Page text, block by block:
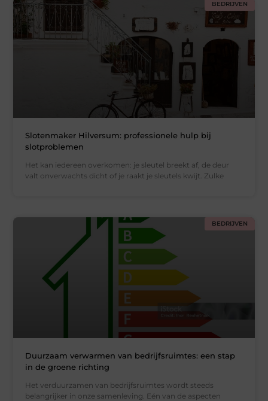
BEDRIJVEN
Slotenmaker Hilversum: professionele hulp bij
slotproblemen
Het kan iedereen overkomen: je sleutel breekt af, de deur
valt onverwachts dicht of je raakt je sleutels kwijt. Zulke
BEDRIJVEN
Duurzaam verwarmen van bedrijfsruimtes: een stap
in de groene richting
Het verduurzamen van bedrijfsruimtes wordt steeds
belangrijker in onze samenleving. Eén van de aspecten